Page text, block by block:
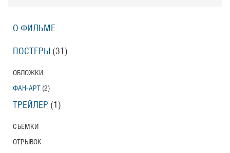
О ФИЛЬМЕ
ПОСТЕРЫ (31)
ОБЛОЖКИ
ФАН-АРТ (2)
ТРЕЙЛЕР (1)
СЪЕМКИ
ОТРЫВОК